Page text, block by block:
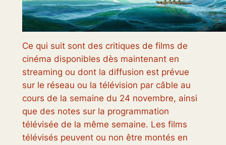
Ce qui suit sont des critiques de films de
cinéma disponibles dès maintenant en
streaming ou dont la diffusion est prévue
sur le réseau ou la télévision par câble au
cours de la semaine du 24 novembre, ainsi
que des notes sur la programmation
télévisée de la même semaine. Les films
télévisés peuvent ou non être montés en